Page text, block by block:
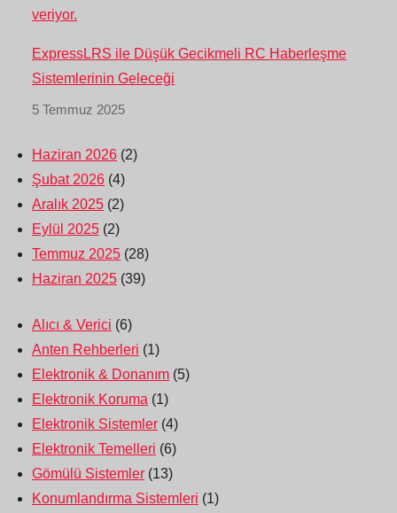
ExpressLRS ile Düşük Gecikmeli RC Haberleşme
Sistemlerinin Geleceği
5 Temmuz 2025
Haziran 2026 (2)
Şubat 2026 (4)
Aralık 2025 (2)
Eylül 2025 (2)
Temmuz 2025 (28)
Haziran 2025 (39)
Alıcı & Verici (6)
Anten Rehberleri (1)
Elektronik & Donanım (5)
Elektronik Koruma (1)
Elektronik Sistemler (4)
Elektronik Temelleri (6)
Gömülü Sistemler (13)
Konumlandırma Sistemleri (1)